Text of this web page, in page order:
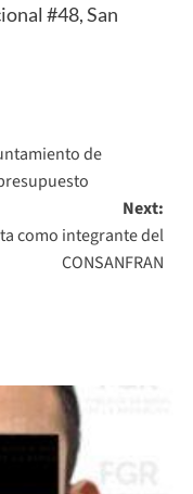
#48, San
de
Next:
como integrante del
CONSANFRAN